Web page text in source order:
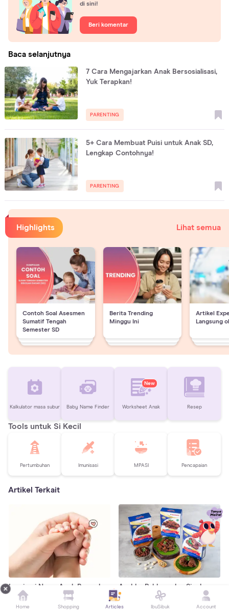
di sini!
Beri komentar
Baca selanjutnya
7 Cara Mengajarkan Anak Bersosialisasi,
Yuk Terapkan!
PARENTING
5+ Cara Membuat Puisi untuk Anak SD,
Lengkap Contohnya!
PARENTING
Highlights Lihat semua
Contoh Soal Asesmen
Sumatif Tengah
Semester SD
Berita Trending
Minggu Ini
Artikel
Langsung
Kalkulator masa subur Baby Name Finder
New
Worksheet Anak Resep
Tools untuk Si Kecil
Pertumbuhan Imunisasi MPASI Pencapaian
Artikel Terkait
Inspirasi Nama Anak Bermakna
Damai
Ayahku Pahlawanku, Siapkan
Surprise Spesial untuk Ayah!
Home Shopping Articles IbuSibuk Account